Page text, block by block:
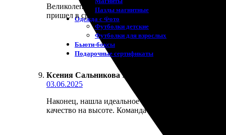
Пазлы магнитные
Одежда с Фото
Футболки детские
Футболки для взрослых
Бьюти-боксы
Подарочные сертификаты
Великолепный опыт с печатью открыток!
пришел в срок и без повреждений. Рекомендую
Ксения Сальникова :
03.06.2025
Наконец, нашла идеальное место для печати!
качество на высоте. Команда очень отзывчивая,